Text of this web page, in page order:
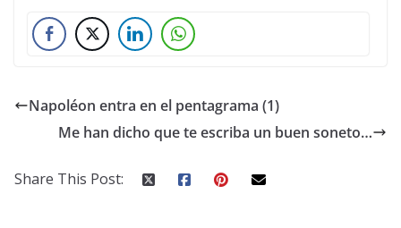
Napoléon entra en el pentagrama (1)
Me han dicho que te escriba un buen soneto…
Share This Post: